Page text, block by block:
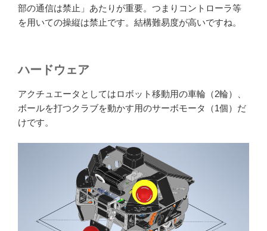
部の通信は禁止」あたりが重要。つまりコントローラ等
を用いての操縦は禁止です。結構難易度が高いですね。
ハードウェア
アクチュエータとしてはロボット移動用の車輪（2輪）、
ボールを打つクラブを動かす用のサーボモータ（1個）だ
けです。